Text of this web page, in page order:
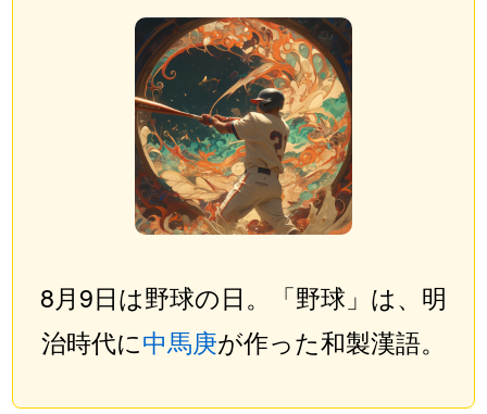
8月9日は野球の日。「野球」は、明
治時代に中馬庚が作った和製漢語。